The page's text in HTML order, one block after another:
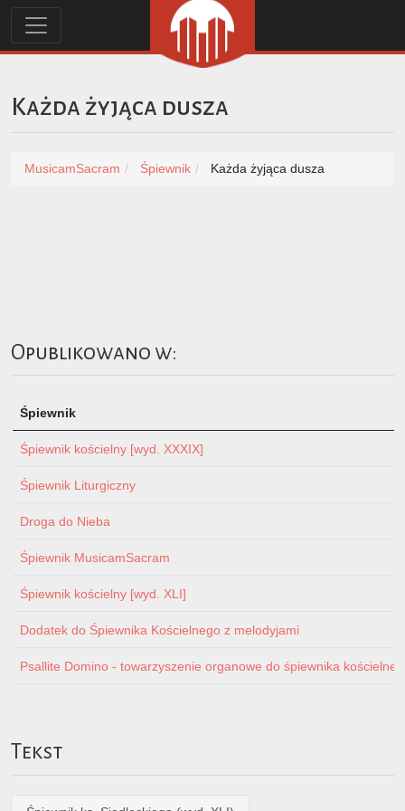
Każda żyjąca dusza
MusicamSacram Śpiewnik Każda żyjąca dusza
Opublikowano w:
Śpiewnik
Śpiewnik kościelny [wyd. XXXIX]
Śpiewnik Liturgiczny
Droga do Nieba
Śpiewnik MusicamSacram
Śpiewnik kościelny [wyd. XLI]
Dodatek do Śpiewnika Kościelnego z melodyjami
Psallite Domino - towarzyszenie organowe do śpiewnika
Tekst